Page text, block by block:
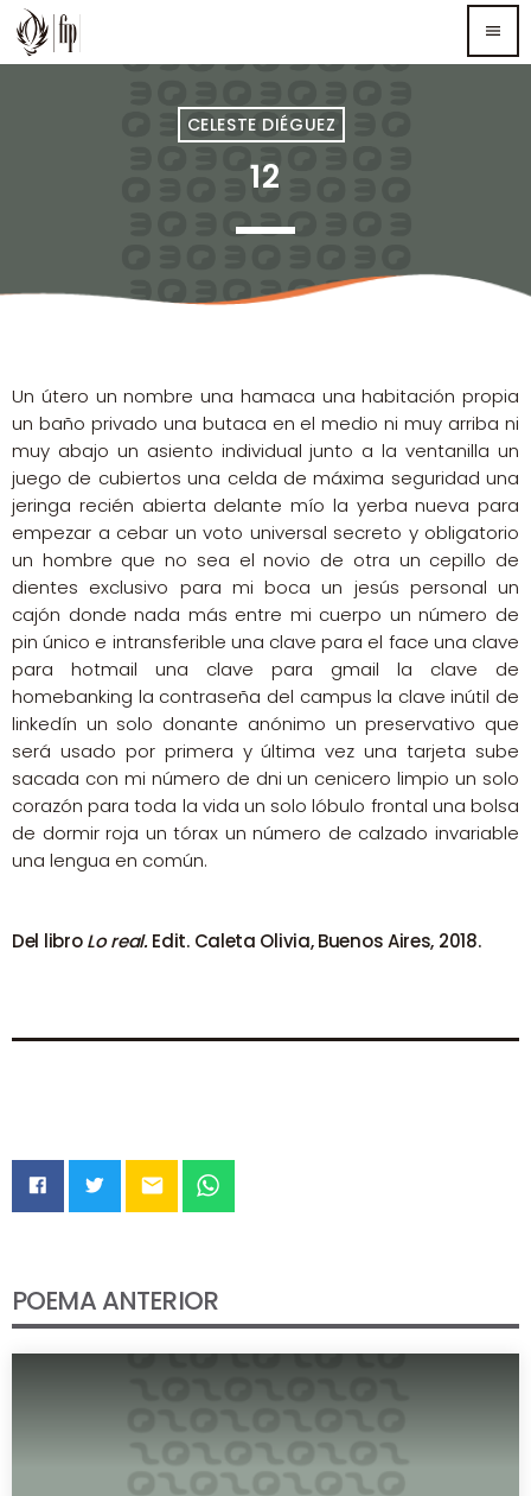
menu
Sorry, there is nothing for the moment.
CELESTE DIÉGUEZ
12
Un útero un nombre una hamaca una habitación propia
un baño privado una butaca en el medio ni muy arriba ni
muy abajo un asiento individual junto a la ventanilla un
juego de cubiertos una celda de máxima seguridad una
jeringa recién abierta delante mío la yerba nueva para
empezar a cebar un voto universal secreto y obligatorio
un hombre que no sea el novio de otra un cepillo de
dientes exclusivo para mi boca un jesús personal un
cajón donde nada más entre mi cuerpo un número de
pin único e intransferible una clave para el face una clave
para hotmail una clave para gmail la clave de
homebanking la contraseña del campus la clave inútil de
linkedín un solo donante anónimo un preservativo que
será usado por primera y última vez una tarjeta sube
sacada con mi número de dni un cenicero limpio un solo
corazón para toda la vida un solo lóbulo frontal una bolsa
de dormir roja un tórax un número de calzado invariable
una lengua en común.
Del libroLo real. Edit. Caleta Olivia, Buenos Aires, 2018.
email
POEMA ANTERIOR